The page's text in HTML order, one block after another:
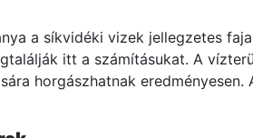
a síkvidéki vizek jellegzetes
itt a számításukat. A
horgászhatnak